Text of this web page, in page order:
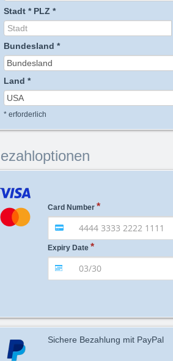
Stadt * PLZ *
Bundesland *
Land *
* erforderlich
Card Number
Expiry Date
Sichere Bezahlung mit PayPal